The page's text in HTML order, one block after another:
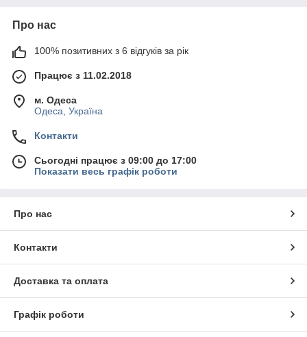
Про нас
100% позитивних з 6 відгуків за рік
Працює з 11.02.2018
м. Одеса
Одеса, Україна
Контакти
Сьогодні працює з 09:00 до 17:00
Показати весь графік роботи
Про нас
Контакти
Доставка та оплата
Графік роботи